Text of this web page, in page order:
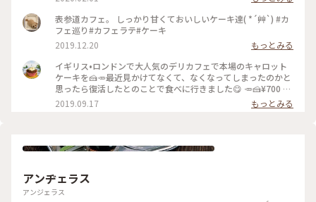
ってもかわいくて 美味しそうで迷いました。 私は今回パンプ
ディングのケーキで、 あたたかくて美味しかったです(o^^o)
居心地が良くホッとひと息。 パンプディングとカフェラテで
ゆっくりあたたまりました(^-^) #franzeandevanslondon #表
参道 #神宮前 #東京 #冬のおでかけ #わたしの街 #ケーキ #カフ
ェラテ #ビーツ #ラテアート #カフェ #青山
表参道カフェ。 しっかり甘くておいしいケーキ達( *´艸`) #カ
フェ巡り#カフェラテ#ケーキ
2019.12.20
もっとみる
イギリス•ロンドンで大人気のデリカフェで本場のキャロット
ケーキを🍰🥕最近見かけてなくて、なくなってしまったのかと
思ったら復活したとのことで食べに行きました😋 🥕🍰¥700 #
フランツアンドエヴァンス #キャロットケーキ #表参道
2019.09.17 もっとみる
アンヂェラス
アンジェラス